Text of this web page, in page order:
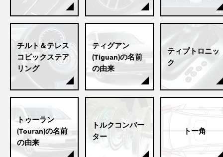
チルト＆テレス
コピックステア
リング
ティグアン
(Tiguan)の名前
の由来
ティプトロニッ
ク
トゥーラン
(Touran)の名前
の由来
トルクコンバー
ター
トー角